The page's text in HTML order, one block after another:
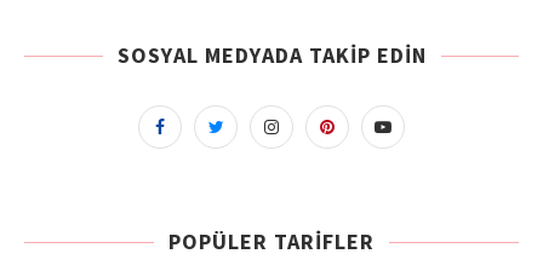
SOSYAL MEDYADA TAKIP EDIN
POPÜLER TARIFLER